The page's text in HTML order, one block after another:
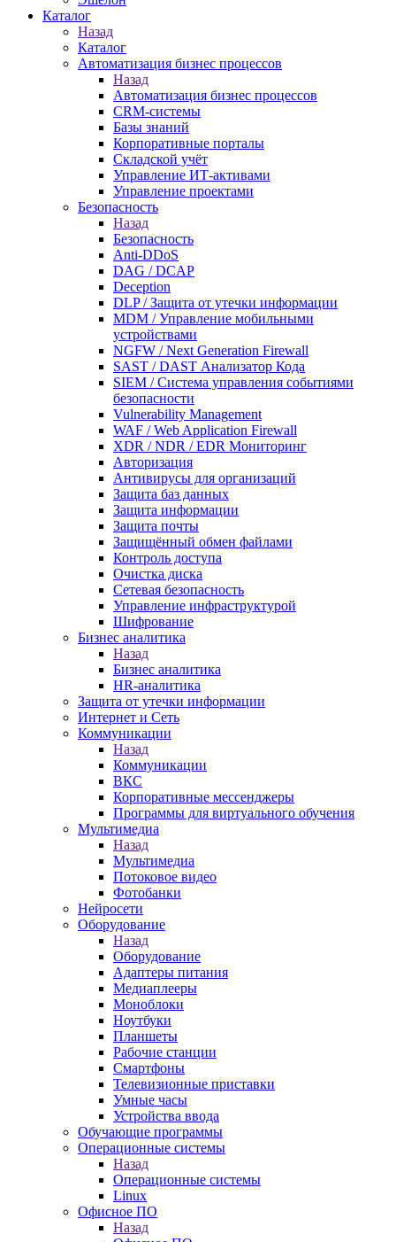
Каталог
Назад
Каталог
Автоматизация бизнес процессов
Назад
Автоматизация бизнес процессов
CRM-системы
Базы знаний
Корпоративные порталы
Складской учёт
Управление ИТ-активами
Управление проектами
Безопасность
Назад
Безопасность
Anti-DDoS
DAG / DCAP
Deception
DLP / Защита от утечки информации
MDM / Управление мобильными
устройствами
NGFW / Next Generation Firewall
SAST / DAST Анализатор Кода
SIEM / Система управления событиями
безопасности
Vulnerability Management
WAF / Web Application Firewall
XDR / NDR / EDR Мониторинг
Авторизация
Антивирусы для организаций
Защита баз данных
Защита информации
Защита почты
Защищённый обмен файлами
Контроль доступа
Очистка диска
Сетевая безопасность
Управление инфраструктурой
Шифрование
Бизнес аналитика
Назад
Бизнес аналитика
HR-аналитика
Защита от утечки информации
Интернет и Сеть
Коммуникации
Назад
Коммуникации
ВКС
Корпоративные мессенджеры
Программы для виртуального обучения
Мультимедиа
Назад
Мультимедиа
Потоковое видео
Фотобанки
Нейросети
Оборудование
Назад
Оборудование
Адаптеры питания
Медиаплееры
Моноблоки
Ноутбуки
Планшеты
Рабочие станции
Смартфоны
Телевизионные приставки
Умные часы
Устройства ввода
Обучающие программы
Операционные системы
Назад
Операционные системы
Linux
Офисное ПО
Назад